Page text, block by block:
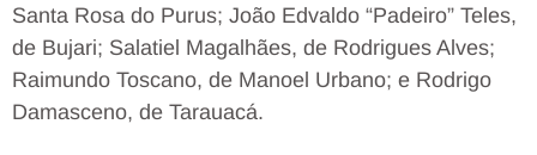
Santa Rosa do Purus; João Edvaldo “Padeiro” Teles,
de Bujari; Salatiel Magalhães, de Rodrigues Alves;
Raimundo Toscano, de Manoel Urbano; e Rodrigo
Damasceno, de Tarauacá.